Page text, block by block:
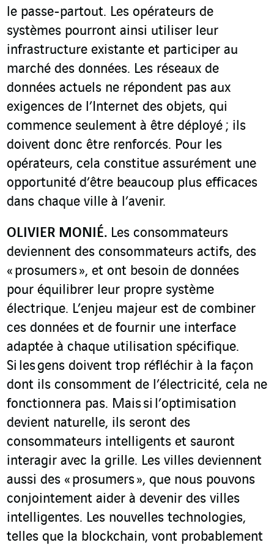
le passe-partout. Les opérateurs de
systèmes pourront ainsi utiliser leur
infrastructure existante et participer au
marché des données. Les réseaux de
données actuels ne répondent pas aux
exigences de l’Internet des objets, qui
commence seulement à être déployé ; ils
doivent donc être renforcés. Pour les
opérateurs, cela constitue assurément une
opportunité d’être beaucoup plus efficaces
dans chaque ville à l’avenir.
OLIVIER MONIÉ. Les consommateurs
deviennent des consommateurs actifs, des
« prosumers », et ont besoin de données
pour équilibrer leur propre système
électrique. L’enjeu majeur est de combiner
ces données et de fournir une interface
adaptée à chaque utilisation spécifique.
Si les gens doivent trop réfléchir à la façon
dont ils consomment de l’électricité, cela ne
fonctionnera pas. Mais si l’optimisation
devient naturelle, ils seront des
consommateurs intelligents et sauront
interagir avec la grille. Les villes deviennent
aussi des « prosumers », que nous pouvons
conjointement aider à devenir des villes
intelligentes. Les nouvelles technologies,
telles que la blockchain, vont probablement